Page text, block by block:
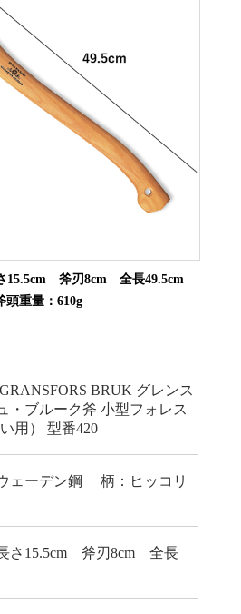
15.5cm 斧刃8cm 全長49.5cm
頭重量：610g
GRANSFORS BRUK グレンス
・ブルーク斧 小型フォレス
用） 型番420
ェーデン鋼 柄：ヒッコリ
さ15.5cm 斧刃8cm 全長